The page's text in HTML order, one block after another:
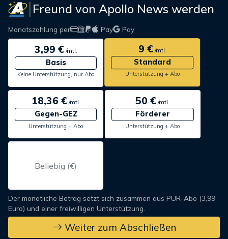
Freund von Apollo News werden
Monatszahlung per Pay Pay
3,99 €/mtl.
Basis
Keine Unterstützung, nur Abo
9 €/mtl.
Standard
Unterstützung + Abo
18,36 €/mtl.
Gegen-GEZ
Unterstützung + Abo
50 € /mtl.
Förderer
Unterstützung + Abo
Der monatliche Betrag setzt sich zusammen aus PUR-Abo (3,99
Euro) und einer freiwilligen Unterstützung.
Weiter zum Abschließen